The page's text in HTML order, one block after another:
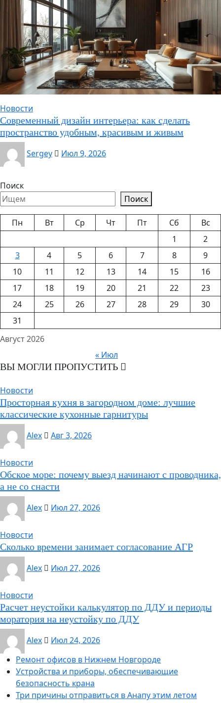
Новости
Современный дизайн интерьера: как сделать
пространство удобным, красивым и живым
Sergey
Июл 9, 2026
Поиск
Поиск
Август 2026
Пн Вт Ср Чт Пт Сб
Вс
1
2
3
4 5 6 7 8
9
10
11 12 13 14 15
16
17
18 19 20 21 22
23
24
25 26 27 28 29
30
31
« Июл
ВЫ МОГЛИ ПРОПУСТИТЬ
Новости
Просторная кухня в загородном доме: лучшие
классические кухонные гарнитуры
Alex
Авг 3, 2026
Новости
Обское море: почему выезд начинают с проводника,
а не со снасти
Alex
Июл 27, 2026
Новости
Сколько времени занимает согласование АГР
Alex
Июл 27, 2026
Новости
Расчет неустойки калькулятор по ДДУ и периоды
моратория на неустойку по ДДУ
Alex
Июл 24, 2026
Ремонт офисов в Нижнем Новгороде
Устройства и приборы, обеспечивающие
безопасность крана
Три причины отправиться в Анапу этим летом